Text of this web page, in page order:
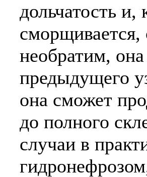
дольчатость и,
сморщивается,
необратим,
предыдущего
она сможет
до полного
случаи в